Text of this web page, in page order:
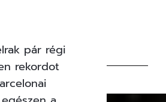
pár régi
rekordot